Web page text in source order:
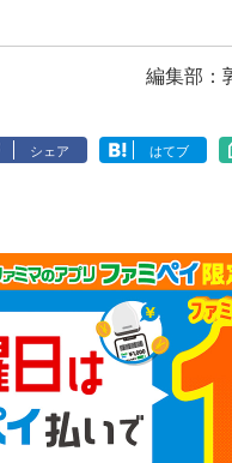
編集部：
シェア はてブ